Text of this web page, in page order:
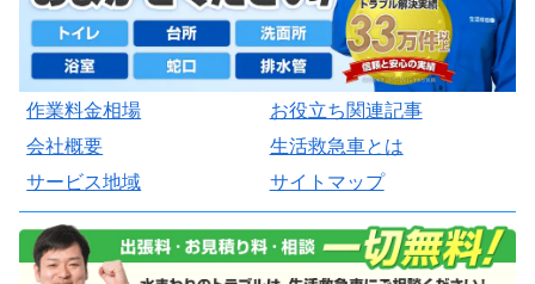
作業料金相場
お役立ち関連記事
会社概要
生活救急車とは
サービス地域
サイトマップ